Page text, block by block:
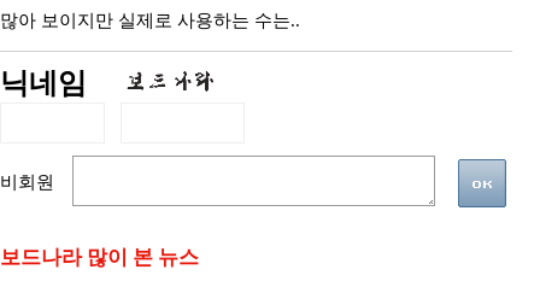
많아 보이지만 실제로 사용하는 수는..
닉네임
비회원
보드나라 많이 본 뉴스